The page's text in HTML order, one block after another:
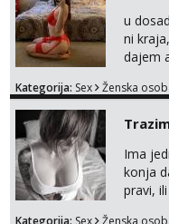
u
ni
dajem
trazim
me
Kategorija: Sex Ženska
Ima
konja
pravi,
Kategorija: Sex Ženska